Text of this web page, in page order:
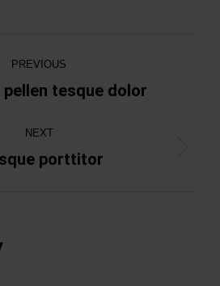
PREVIOUS
Previous
tesque dolor
NEXT
Next
porttitor